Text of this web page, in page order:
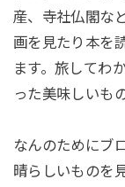
産、寺社仏閣な
画を見たり本を
ます。旅してわ
った美味しいも
なんのためにブ
晴らしいものを